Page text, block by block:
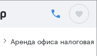
Аренда офиса